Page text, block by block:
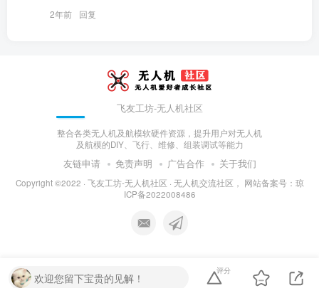
2年前 回复
飞友工坊-无人机社区
整合各类无人机及航模软硬件资源，提升用户对无人机
及航模的DIY、飞行、维修、组装调试等能力
友链申请 免责声明 广告合作 关于我们
Copyright ©2022 · 飞友工坊-无人机社区 · 无人机交流社区， 网站备案号： 琼
ICP备2022008486
欢迎您留下宝贵的见解！
评分